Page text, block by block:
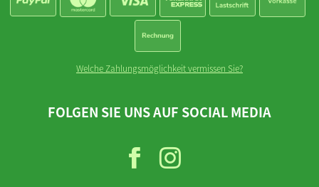
Welche Zahlungsmöglichkeit vermissen Sie?
FOLGEN SIE UNS AUF SOCIAL MEDIA